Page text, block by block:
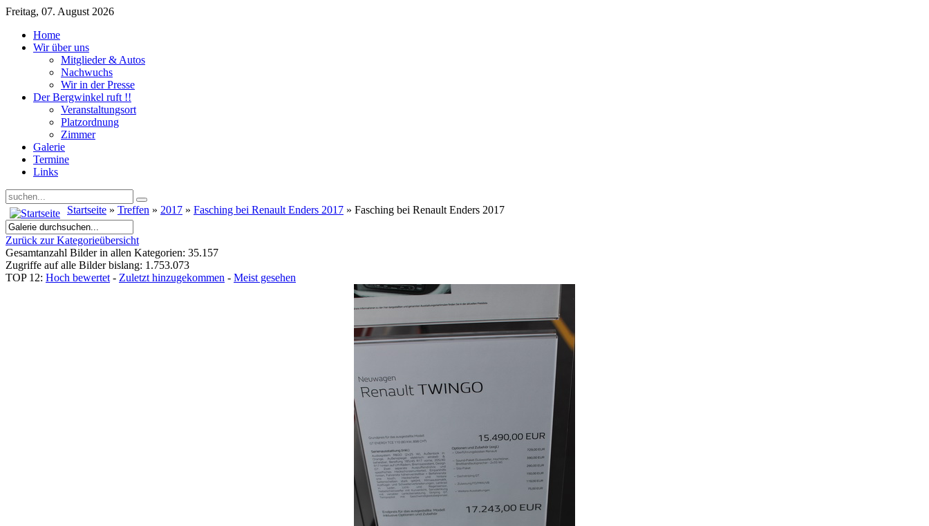
Freitag, 07. August 2026
Home
Wir über uns
Mitglieder & Autos
Nachwuchs
Wir in der Presse
Der Bergwinkel ruft !!
Veranstaltungsort
Platzordnung
Zimmer
Galerie
Termine
Links
Startseite » Treffen » 2017 » Fasching bei Renault Enders 2017 » Fasching bei Renault Enders 2017
Zurück zur Kategorieübersicht
Gesamtanzahl Bilder in allen Kategorien: 35.157
Zugriffe auf alle Bilder bislang: 1.753.073
TOP 12: Hoch bewertet - Zuletzt hinzugekommen - Meist gesehen